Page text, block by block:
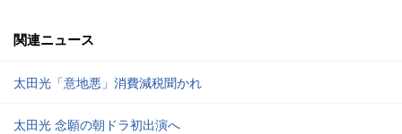
関連ニュース
太田光「意地悪」消費減税聞かれ
太田光 念願の朝ドラ初出演へ